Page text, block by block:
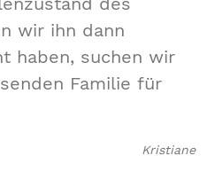
wir ihn dann
haben, suchen wir
Familie für
Kristiane